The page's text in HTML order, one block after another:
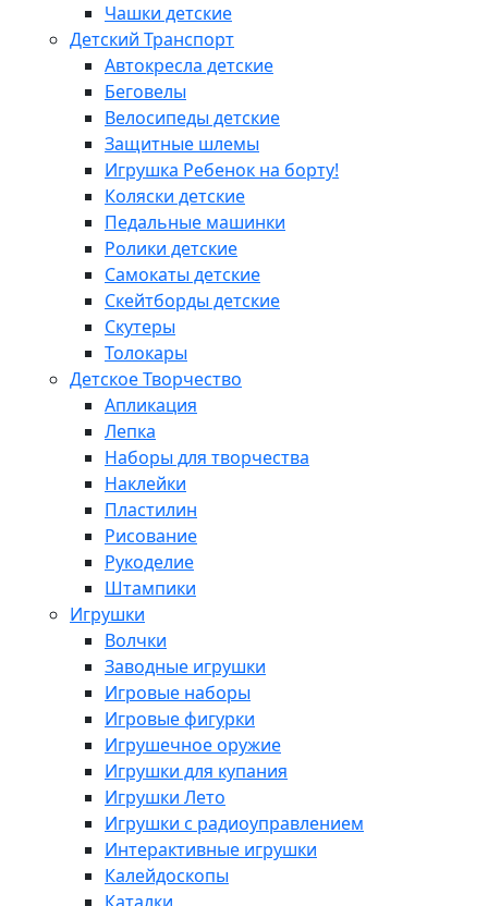
Чашки детские
Детский Транспорт
Автокресла детские
Беговелы
Велосипеды детские
Защитные шлемы
Игрушка Ребенок на борту!
Коляски детские
Педальные машинки
Ролики детские
Самокаты детские
Скейтборды детские
Скутеры
Толокары
Детское Творчество
Апликация
Лепка
Наборы для творчества
Наклейки
Пластилин
Рисование
Рукоделие
Штампики
Игрушки
Волчки
Заводные игрушки
Игровые наборы
Игровые фигурки
Игрушечное оружие
Игрушки для купания
Игрушки Лето
Игрушки с радиоуправлением
Интерактивные игрушки
Калейдоскопы